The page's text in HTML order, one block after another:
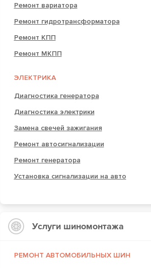
Ремонт вариатора
Ремонт гидротрансформатора
Ремонт КПП
Ремонт МКПП
ЭЛЕКТРИКА
Диагностика генератора
Диагностика электрики
Замена свечей зажигания
Ремонт автосигнализации
Ремонт генератора
Установка сигнализации на авто
Услуги шиномонтажа
РЕМОНТ АВТОМОБИЛЬНЫХ ШИН